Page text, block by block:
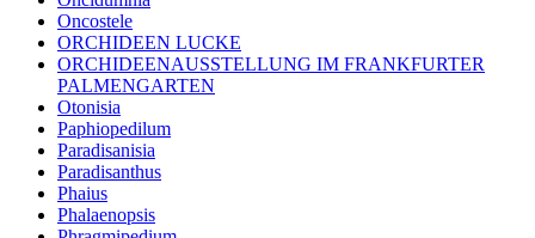
Oncostele
ORCHIDEEN LUCKE
ORCHIDEENAUSSTELLUNG IM FRANKFURTER
PALMENGARTEN
Otonisia
Paphiopedilum
Paradisanisia
Paradisanthus
Phaius
Phalaenopsis